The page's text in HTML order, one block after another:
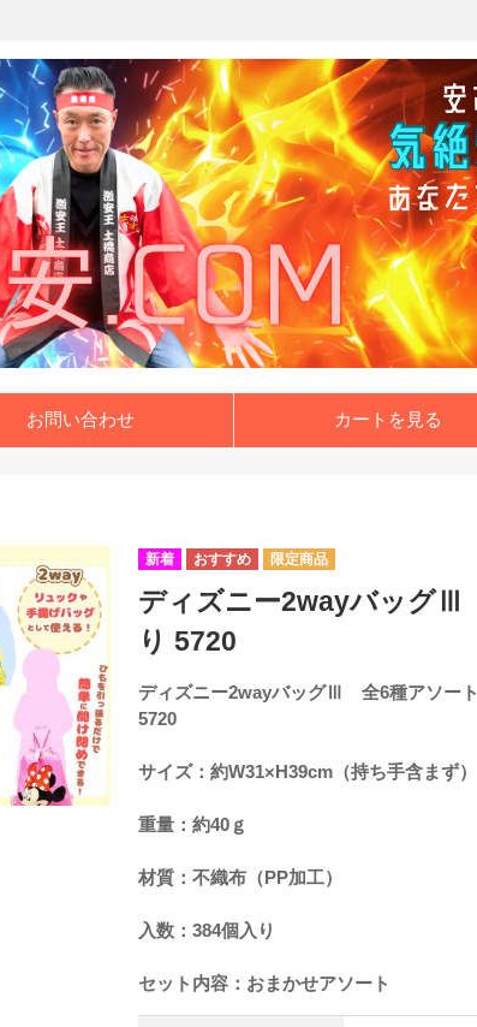
お問い合わせ カートを見る
ディズニー2wayバッグ
り 5720
ディズニー2wayバッグⅢ 全6種アソー
5720
サイズ：約W31×H39cm（持ち手含まず）
重量：約40ｇ
材質：不織布（PP加工）
入数：384個入り
セット内容：おまかせアソート